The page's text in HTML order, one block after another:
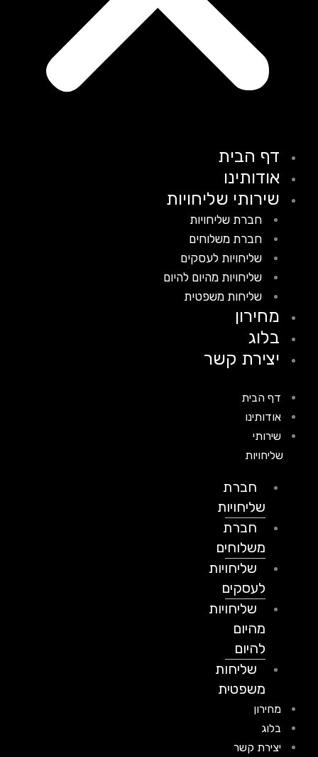
דף הבית
אודותינו
שירותי שליחויות
חברת שליחויות
חברת משלוחים
שליחויות לעסקים
שליחויות מהיום להיום
שליחות משפטית
מחירון
בלוג
יצירת קשר
דף הבית
אודותינו
שירותי
שליחויות
חברת
שליחויות
חברת
משלוחים
שליחויות
לעסקים
שליחויות
מהיום
להיום
שליחות
משפטית
מחירון
בלוג
יצירת קשר